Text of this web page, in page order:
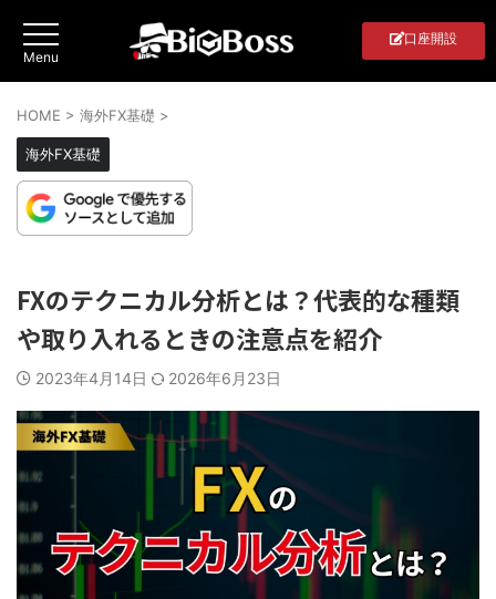
口座開設
HOME > 海外FX基礎 >
海外FX基礎
FXのテクニカル分析とは？代表的な種類
や取り入れるときの注意点を紹介
2023年4月14日 2026年6月23日